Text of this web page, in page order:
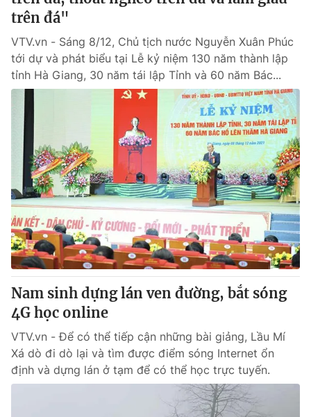
Liên hệ tòa soạn English
THỜI BÁO VTV
Theo dõi báo trên
Cơ quan chủ quản:Đài Truyền hình Việt Nam
Cơ quan báo chí:Thời báo VTV
Giấy phép hoạt động báo in và báo điện tử số 483/GP-BTTTT
cấp ngày 29/12/2023
Tổng Biên tập: Vũ Thanh Thủy
Phó Tổng Biên tập:Nguyễn Thị Mỹ Hạnh, Phạm Quốc Thắng,
Nguyễn Trọng Ninh
Tổng đài VTV: 024.38 355 931 - 024.38 355 932
Ðiện thoại Thời báo VTV:024.66 897 897
Email:toasoan@vtv.vn
trên đá"
VTV.vn - Sáng 8/12, Chủ tịch nước Nguyễn Xuân Phúc
tới dự và phát biểu tại Lễ kỷ niệm 130 năm thành lập
tỉnh Hà Giang, 30 năm tái lập Tỉnh và 60 năm Bác...
Nam sinh dựng lán ven đường, bắt sóng
4G học online
VTV.vn - Để có thể tiếp cận những bài giảng, Lầu Mí
Xá dò đi dò lại và tìm được điểm sóng Internet ổn
định và dựng lán ở tạm để có thể học trực tuyến.